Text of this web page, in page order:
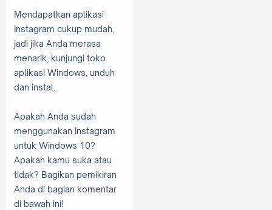
Mendapatkan aplikasi
Instagram cukup mudah,
jadi jika Anda merasa
menarik, kunjungi toko
aplikasi Windows, unduh
dan instal.
Apakah Anda sudah
menggunakan Instagram
untuk Windows 10?
Apakah kamu suka atau
tidak? Bagikan pemikiran
Anda di bagian komentar
di bawah ini!